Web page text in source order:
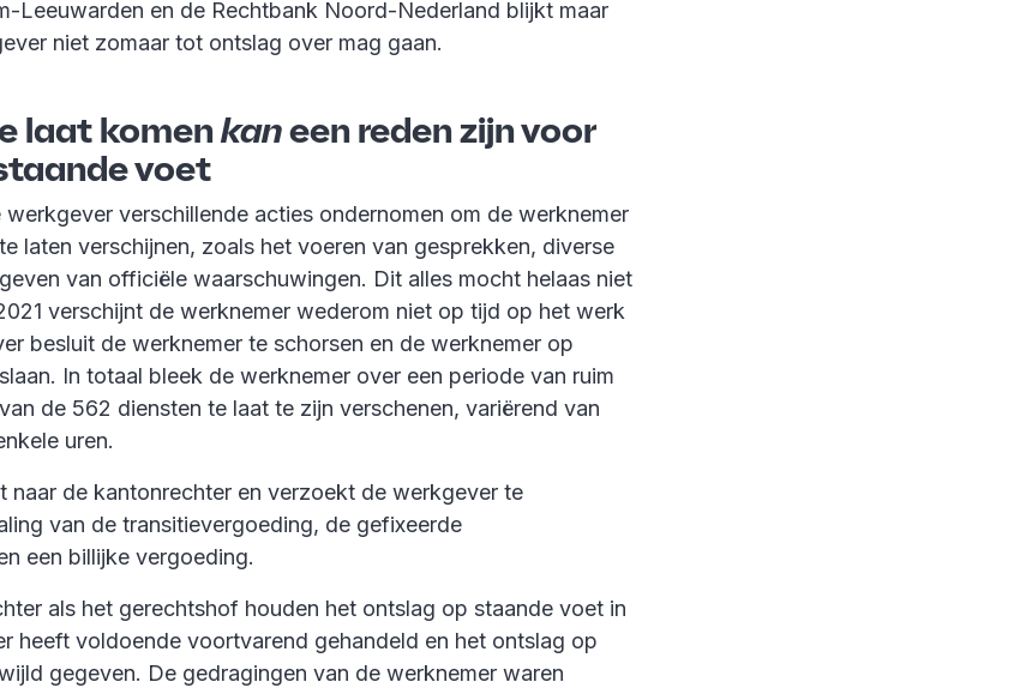
Leeuwarden en de Rechtbank Noord-Nederland blijkt maar
niet zomaar tot ontslag over mag gaan.
laat komenkaneen reden zijn voor
voet
werkgever verschillende acties ondernomen om de werknemer
laten verschijnen, zoals het voeren van gesprekken, diverse
van officiële waarschuwingen. Dit alles mocht helaas niet
verschijnt de werknemer wederom niet op tijd op het werk
besluit de werknemer te schorsen en de werknemer op
In totaal bleek de werknemer over een periode van ruim
de 562 diensten te laat te zijn verschenen, variërend van
uren.
naar de kantonrechter en verzoekt de werkgever te
van de transitievergoeding, de gefixeerde
een billijke vergoeding.
als het gerechtshof houden het ontslag op staande voet in
heeft voldoende voortvarend gehandeld en het ontslag op
gegeven. De gedragingen van de werknemer waren